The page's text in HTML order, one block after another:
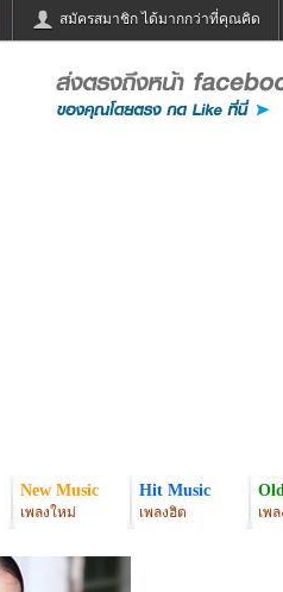
สมัครสมาชิก ได้มากกว่าที่คุณคิด
ฟังวิทยุออนไลน์
Email
New Music
เพลงใหม่
Hit Music
เพลงฮิต เพ